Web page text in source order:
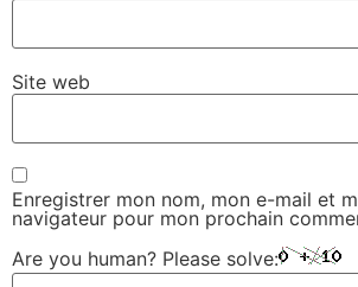
Site web
Enregistrer mon nom, mon e-mail et
navigateur pour mon prochain
Are you human? Please solve: